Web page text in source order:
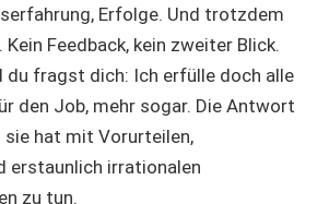
Erfolge. Und trotzdem
Feedback, kein zweiter Blick.
du fragst dich: Ich erfülle doch alle
den Job, mehr sogar. Die Antwort
sie hat mit Vorurteilen,
erstaunlich irrationalen
zu tun.